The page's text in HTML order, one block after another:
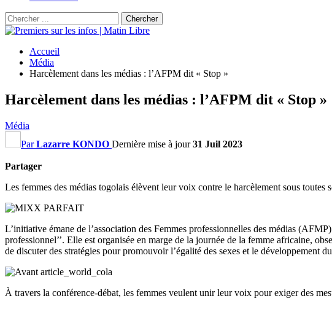
Accueil
Média
Harcèlement dans les médias : l’AFPM dit « Stop »
Harcèlement dans les médias : l’AFPM dit « Stop »
Média
ParLazarre KONDO Dernière mise à jour31 Juil 2023
Partager
Les femmes des médias togolais élèvent leur voix contre le harcèlement sous toutes
L’initiative émane de l’association des Femmes professionnelles des médias (AFMP
professionnel’’. Elle est organisée en marge de la journée de la femme africaine,
de discuter des stratégies pour promouvoir l’égalité des sexes et le développement
À travers la conférence-débat, les femmes veulent unir leur voix pour exiger des